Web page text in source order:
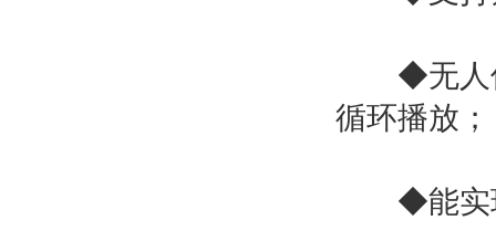
◆无人值
循环播放；
◆能实现